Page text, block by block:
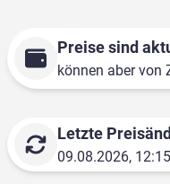
Preise sind
können aber von
Letzte
09.08.2026,